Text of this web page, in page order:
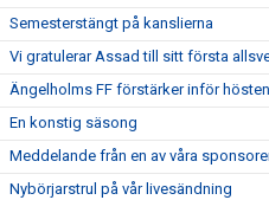
Semesterstängt på kanslierna
Vi gratulerar Assad till sitt första
Ängelholms FF förstärker inför hösten
En konstig säsong
Meddelande från en av våra
Nybörjarstrul på vår livesändning